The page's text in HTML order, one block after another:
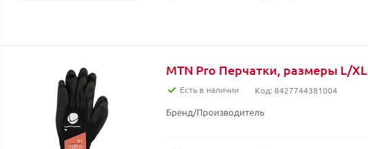
MTN Pro Перчатки, размеры L/XL
Есть в наличии Код: 8427744381004
Бренд/Производитель